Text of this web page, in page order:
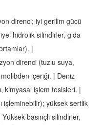
direnci; iyi gerilim gücü
hidrolik silindirler, gıda
|
direnci (tuzlu suya,
içeriği. | Deniz
kimyasal işlem tesisleri. |
işleminebilir); yüksek sertlik
basınçlı silindirler,